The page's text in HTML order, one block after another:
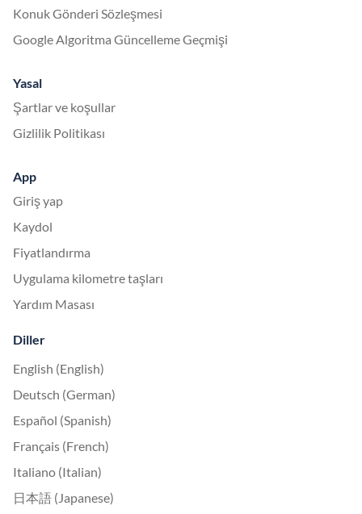
Konuk Gönderi Sözleşmesi
Google Algoritma Güncelleme Geçmişi
Yasal
Şartlar ve koşullar
Gizlilik Politikası
App
Giriş yap
Kaydol
Fiyatlandırma
Uygulama kilometre taşları
Yardım Masası
Diller
English (English)
Deutsch (German)
Español (Spanish)
Français (French)
Italiano (Italian)
日本語 (Japanese)